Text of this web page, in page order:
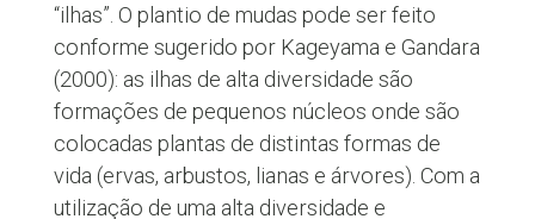
“ilhas”. O plantio de mudas pode ser feito
conforme sugerido por Kageyama e Gandara
(2000): as ilhas de alta diversidade são
formações de pequenos núcleos onde são
colocadas plantas de distintas formas de
vida (ervas, arbustos, lianas e árvores). Com a
utilização de uma alta diversidade e